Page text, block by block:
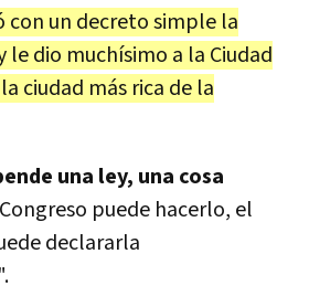
con un decreto simple la
dio muchísimo a la Ciudad
ciudad más rica de la
una ley, una cosa
puede hacerlo, el
declararla